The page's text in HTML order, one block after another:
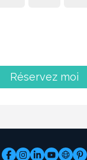
Réservez moi